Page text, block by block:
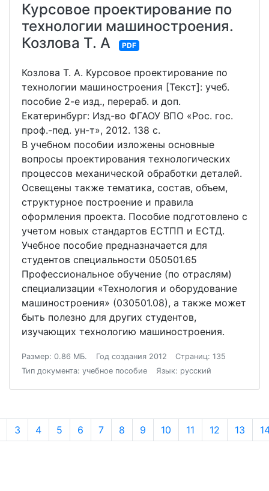
Курсовое проектирование по
технологии машиностроения.
Козлова Т. А
PDF
Козлова Т. А. Курсовое проектирование по
технологии машиностроения [Текст]: учеб.
пособие 2-е изд., перераб. и доп.
Екатеринбург: Изд-во ФГАОУ ВПО «Рос. гос.
проф.-пед. ун-т», 2012. 138 с.
В учебном пособии изложены основные
вопросы проектирования технологических
процессов механической обработки деталей.
Освещены также тематика, состав, объем,
структурное построение и правила
оформления проекта. Пособие подготовлено с
учетом новых стандартов ЕСТПП и ЕСТД.
Учебное пособие предназначается для
студентов специальности 050501.65
Профессиональное обучение (по отраслям)
специализации «Технология и оборудование
машиностроения» (030501.08), а также может
быть полезно для других студентов,
изучающих технологию машиностроения.
Размер: 0.86 МБ. Год создания 2012
Страниц: 135
Тип документа: учебное пособие
Язык: русский
3 4 5 6 7 8 9 10 11 12 13